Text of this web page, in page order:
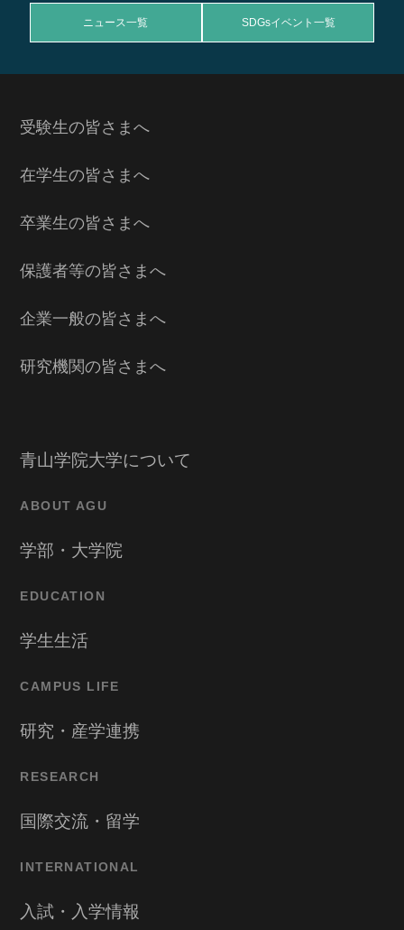
ニュース一覧 SDGsイベント一覧
受験生の皆さまへ
在学生の皆さまへ
卒業生の皆さまへ
保護者等の皆さまへ
企業一般の皆さまへ
研究機関の皆さまへ
青山学院大学について
ABOUT AGU
学部・大学院
EDUCATION
学生生活
CAMPUS LIFE
研究・産学連携
RESEARCH
国際交流・留学
INTERNATIONAL
入試・入学情報